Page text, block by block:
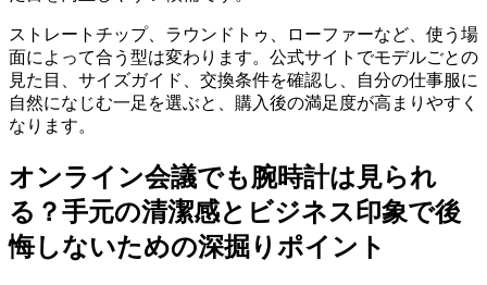
ストレートチップ、ラウンドトゥ、ローファーなど、使う場
面によって合う型は変わります。公式サイトでモデルごとの
見た目、サイズガイド、交換条件を確認し、自分の仕事服に
自然になじむ一足を選ぶと、購入後の満足度が高まりやすく
なります。
オンライン会議でも腕時計は見られ
る？手元の清潔感とビジネス印象で後
悔しないための深掘りポイント